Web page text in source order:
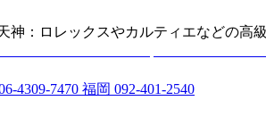
神：ロレックスやカルティエなどの
4309-7470 福岡 092-401-2540